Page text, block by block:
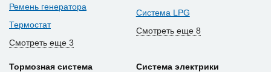
Ремень генератора
Термостат
Смотреть еще 3
Система LPG
Смотреть еще 8
Тормозная система
Система электрики